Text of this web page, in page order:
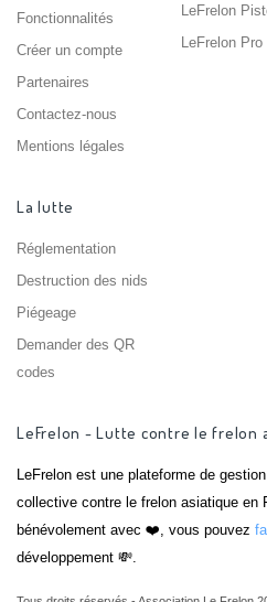
Fonctionnalités
Créer un compte
Partenaires
Contactez-nous
Mentions légales
LeFrelon
LeFrelon Pro
La lutte
Réglementation
Destruction des nids
Piégeage
Demander des QR
codes
LeFrelon - Lutte contre le frelon
LeFrelon est une plateforme de
collective contre le frelon asiatique en
bénévolement avec ❤️, vous pouvez
développement 💸.